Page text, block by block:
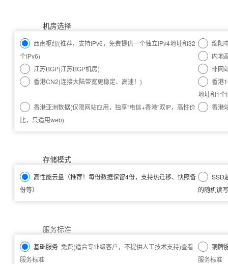
机房选择
西南枢纽(推荐，支持IPv6，免费提供一个独立IPv4地址和32
个IPv6)
绵阳
内地
江苏BGP(江苏BGP机房)
非网
香港CN2(连接大陆带宽更稳定、高速！)
香港
地址和1个
香港亚洲数据(仅限网站应用，独享“电信+香港”双IP，高性价
比，只适用web)
香港
存储模式
高性能云盘 （推荐！每份数据保留4份，支持热迁移、快照备
份等）
SSD
的随机读
服务标准
基础服务 免费(适合专业级客户，不提供人工技术支持)查看
服务标准
铜牌
服务标准